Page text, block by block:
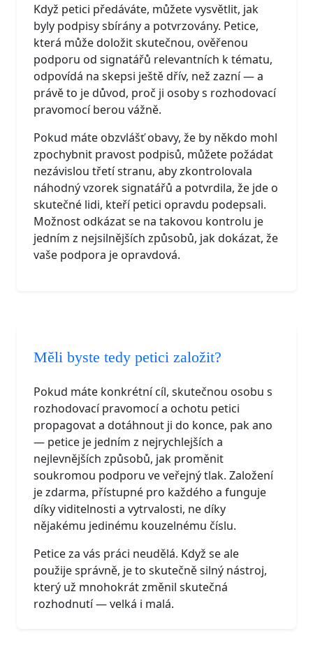
Když petici předáváte, můžete vysvětlit, jak
byly podpisy sbírány a potvrzovány. Petice,
která může doložit skutečnou, ověřenou
podporu od signatářů relevantních k tématu,
odpovídá na skepsi ještě dřív, než zazní — a
právě to je důvod, proč ji osoby s rozhodovací
pravomocí berou vážně.
Pokud máte obzvlášť obavy, že by někdo mohl
zpochybnit pravost podpisů, můžete požádat
nezávislou třetí stranu, aby zkontrolovala
náhodný vzorek signatářů a potvrdila, že jde o
skutečné lidi, kteří petici opravdu podepsali.
Možnost odkázat se na takovou kontrolu je
jedním z nejsilnějších způsobů, jak dokázat, že
vaše podpora je opravdová.
Měli byste tedy petici založit?
Pokud máte konkrétní cíl, skutečnou osobu s
rozhodovací pravomocí a ochotu petici
propagovat a dotáhnout ji do konce, pak ano
— petice je jedním z nejrychlejších a
nejlevnějších způsobů, jak proměnit
soukromou podporu ve veřejný tlak. Založení
je zdarma, přístupné pro každého a funguje
díky viditelnosti a vytrvalosti, ne díky
nějakému jedinému kouzelnému číslu.
Petice za vás práci neudělá. Když se ale
použije správně, je to skutečně silný nástroj,
který už mnohokrát změnil skutečná
rozhodnutí — velká i malá.